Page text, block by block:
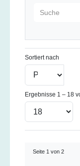
Sortiert nach
Ergebnisse 1 – 18
Seite 1 von 2